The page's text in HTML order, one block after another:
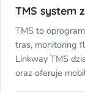
TMS system
TMS to
tras, monitoring
Linkway TMS
oraz oferuje